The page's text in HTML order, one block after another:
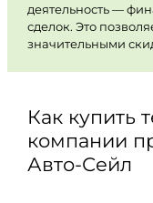
деятельность —
сделок. Это
значительными
Как купить
компании
Авто-Сейл